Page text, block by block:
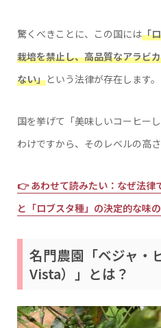
驚くべきことに、この国には「
栽培を禁止し、高品質なアラビ
ない」という法律が存在します。​
国を挙げて「美味しいコーヒー
わけですから、そのレベルの高さ
👉 あわせて読みたい：なぜ法律
と「ロブスタ種」の決定的な味
名門農園「ベジャ・
Vista）」とは？